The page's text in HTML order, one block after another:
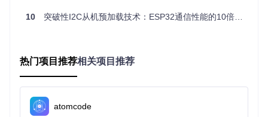
ESP32外设架构图，展示了I2C控制器与其他外设的关系及数
实施步骤：从机优化的四步流程
首先，初始化双缓冲区结构，设置合理的缓冲区大小。根据实
际应用需求，通过setBufferSize()
10 突破性I2C从机预加载技术：ESP32通信性能的10倍提升方案
热门项目推荐相关项目推荐
atomcode